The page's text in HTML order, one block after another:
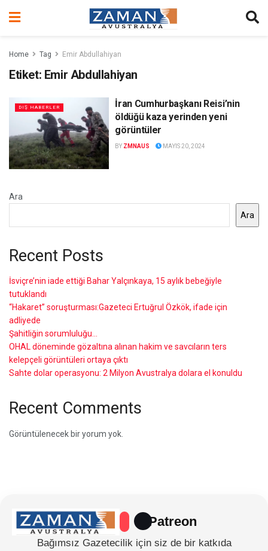
Home Tag Emir Abdullahiyan
Etiket: Emir Abdullahiyan
DIŞ HABERLER
İran Cumhurbaşkanı Reisi’nin
öldüğü kaza yerinden yeni
görüntüler
BY ZMNAUS MAYIS 20, 2024
Ara
Ara
Recent Posts
İsviçre’nin iade ettiği Bahar Yalçınkaya, 15 aylık bebeğiyle
tutuklandı
“Hakaret” soruşturması:Gazeteci Ertuğrul Özkök, ifade için
adliyede
Şahitliğin sorumluluğu…
OHAL döneminde gözaltına alınan hakim ve savcıların ters
kelepçeli görüntüleri ortaya çıktı
Sahte dolar operasyonu: 2 Milyon Avustralya dolara el konuldu
Recent Comments
Görüntülenecek bir yorum yok.
Patreon
Bağımsız Gazetecilik için siz de bir katkıda